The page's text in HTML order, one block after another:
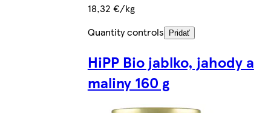
18,32 €/kg
Quantity controls
Pridať
HiPP Bio jablko, jahody a
maliny 160 g